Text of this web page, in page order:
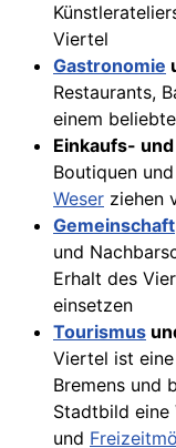
Viertel
Gastronomie
Restaurants,
einem
Einkaufs-
Boutiquen
Weser ziehen
Gemeinschaft
und
Erhalt des
einsetzen
Tourismus
Viertel ist
Bremens und
Stadtbild eine
und